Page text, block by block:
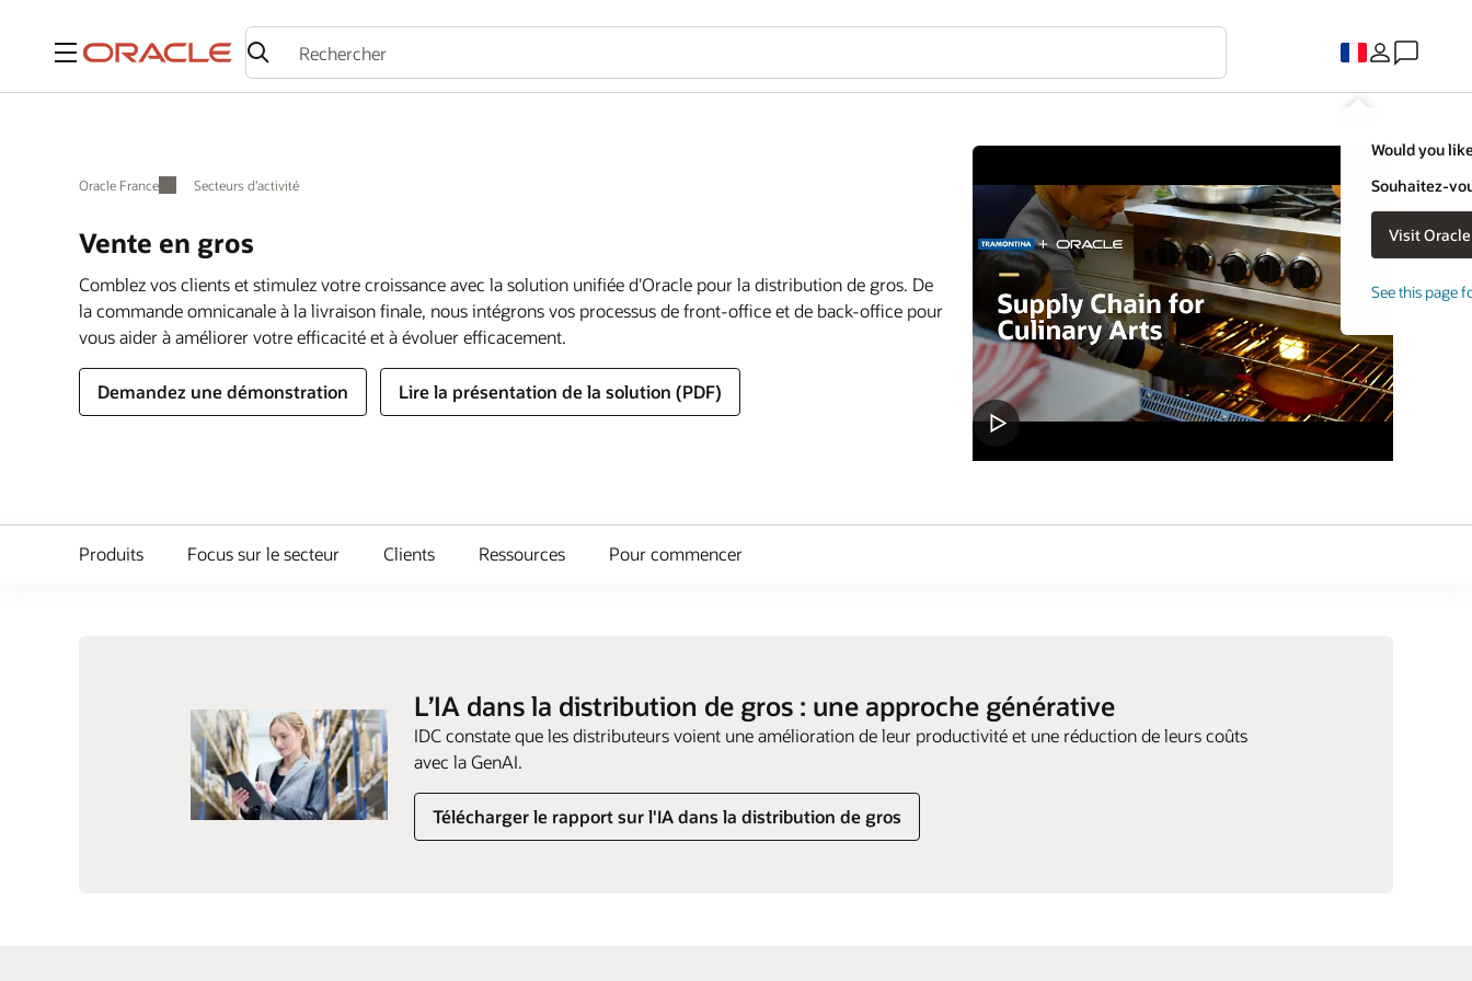
Menu
Would you
Souhaitez-
See this page
Oracle France Secteurs d’activité
Vente en gros
Comblez vos clients et stimulez votre croissance avec la solution unifiée d'Oracle pour la distribution de gros. De
la commande omnicanale à la livraison finale, nous intégrons vos processus de front-office et de back-office pour
vous aider à améliorer votre efficacité et à évoluer efficacement.
Demandez une démonstration Lire la présentation de la solution (PDF)
Produits Focus sur le secteur Clients Ressources Pour commencer
L’IA dans la distribution de gros : une approche générative
IDC constate que les distributeurs voient une amélioration de leur productivité et une réduction de leurs coûts
avec la GenAI.
Télécharger le rapport sur l'IA dans la distribution de gros